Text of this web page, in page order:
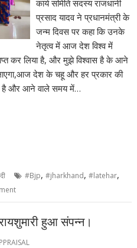
कार्य समिति सदस्य राजधानी
प्रसाद यादव ने प्रधानमंत्री के
जन्म दिवस पर कहा कि उनके
नेतृत्व में आज देश विश्व में
कर लिया है, और मुझे विश्वास है के आने
देश के चहू और हर प्रकार की
है और आने वाले समय में…
#Bjp,#jharkhand,#latehar,
हुआ संपन्न।